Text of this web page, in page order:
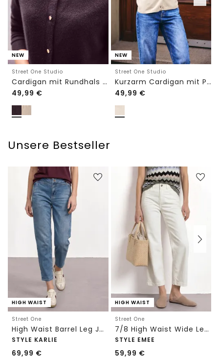
NEW
Street One Studio
Cardigan mit Rundhals und Knöpfen
49,99 €
NEW
Street One Studio
Kurzarm Cardigan mit Polokragen
49,99 €
Unsere Bestseller
HIGH WAIST
Street One
High Waist Barrel Leg Jeans im Loose Fit
STYLE KARLIE
69,99 €
HIGH WAIST
Street One
7/8 High Waist Wide Leg Jeans im Loose Fit
STYLE EMEE
59,99 €